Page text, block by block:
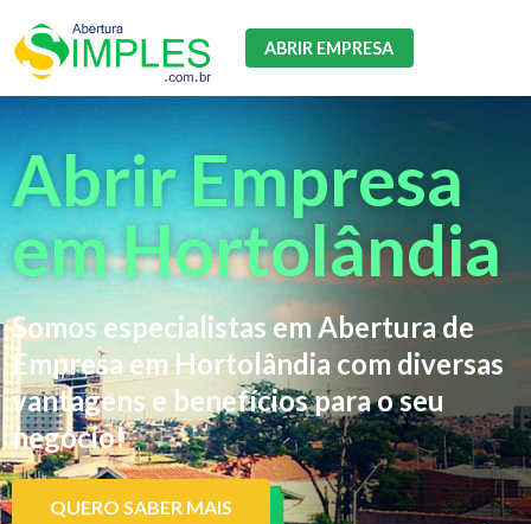
ABRIR EMPRESA
Abrir Empresa
em Hortolândia
Somos especialistas em Abertura de
Empresa em Hortolândia com diversas
vantagens e benefícios para o seu
negócio!
QUERO SABER MAIS